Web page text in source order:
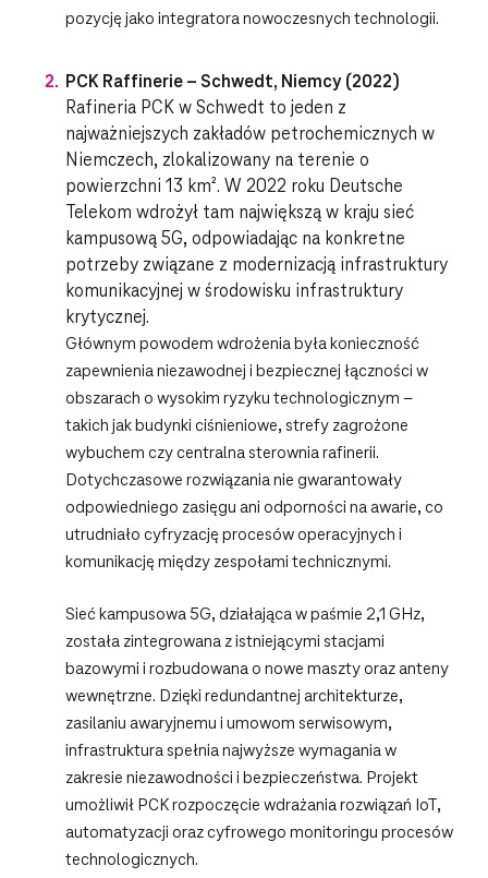
pozycję jako integratora nowoczesnych technologii.
PCK Raffinerie – Schwedt, Niemcy (2022)
Rafineria PCK w Schwedt to jeden z
najważniejszych zakładów petrochemicznych w
Niemczech, zlokalizowany na terenie o
powierzchni 13 km². W 2022 roku Deutsche
Telekom wdrożył tam największą w kraju sieć
kampusową 5G, odpowiadając na konkretne
potrzeby związane z modernizacją infrastruktury
komunikacyjnej w środowisku infrastruktury
krytycznej.
Głównym powodem wdrożenia była konieczność
zapewnienia niezawodnej i bezpiecznej łączności w
obszarach o wysokim ryzyku technologicznym –
takich jak budynki ciśnieniowe, strefy zagrożone
wybuchem czy centralna sterownia rafinerii.
Dotychczasowe rozwiązania nie gwarantowały
odpowiedniego zasięgu ani odporności na awarie, co
utrudniało cyfryzację procesów operacyjnych i
komunikację między zespołami technicznymi.
Sieć kampusowa 5G, działająca w paśmie 2,1 GHz,
została zintegrowana z istniejącymi stacjami
bazowymi i rozbudowana o nowe maszty oraz anteny
wewnętrzne. Dzięki redundantnej architekturze,
zasilaniu awaryjnemu i umowom serwisowym,
infrastruktura spełnia najwyższe wymagania w
zakresie niezawodności i bezpieczeństwa. Projekt
umożliwił PCK rozpoczęcie wdrażania rozwiązań IoT,
automatyzacji oraz cyfrowego monitoringu procesów
technologicznych.